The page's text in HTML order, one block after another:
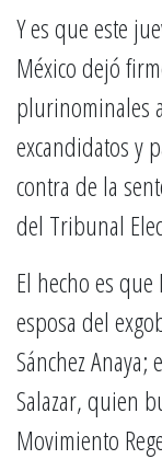
Y es que este
México dejó
plurinominales
excandidatos y
contra de la
del Tribunal
El hecho es
esposa del
Sánchez
Salazar, quien
Movimiento